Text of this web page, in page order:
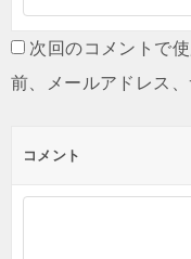
次回のコメントで
前、メールアドレス、
コメント